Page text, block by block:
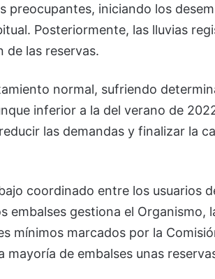
iniciando los
Posteriormente, las lluvias
de las reservas.
normal, sufriendo
inferior a la del verano de
las demandas y finalizar la
coordinado entre los usuarios
embalses gestiona el Organismo,
mínimos marcados por la
de embalses unas